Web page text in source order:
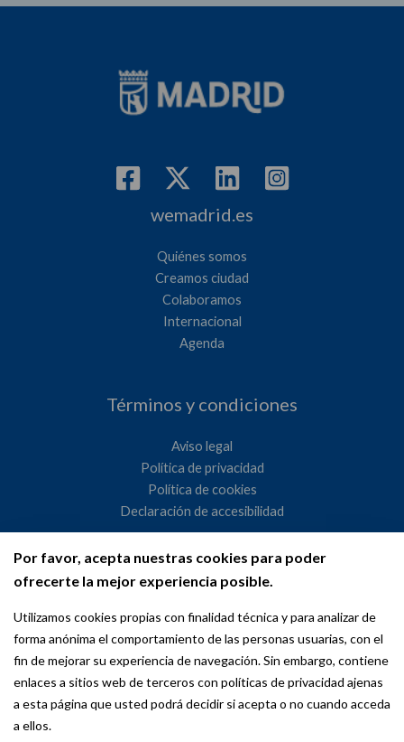
Por favor, acepta nuestras cookies para poder
ofrecerte la mejor experiencia posible.
Utilizamos cookies propias con finalidad técnica y para analizar de
forma anónima el comportamiento de las personas usuarias, con el
fin de mejorar su experiencia de navegación. Sin embargo, contiene
enlaces a sitios web de terceros con políticas de privacidad ajenas
a esta página que usted podrá decidir si acepta o no cuando acceda
a ellos.
wemadrid.es
Quiénes somos
Creamos ciudad
Colaboramos
Internacional
Agenda
Términos y condiciones
Aviso legal
Política de privacidad
Política de cookies
Declaración de accesibilidad
Ayuntamiento de Madrid
WeMadrid es un sitio web del Ayuntamiento de Madrid
dedicado a las relaciones institucionales y la actividad
internacional del Alcalde. ​